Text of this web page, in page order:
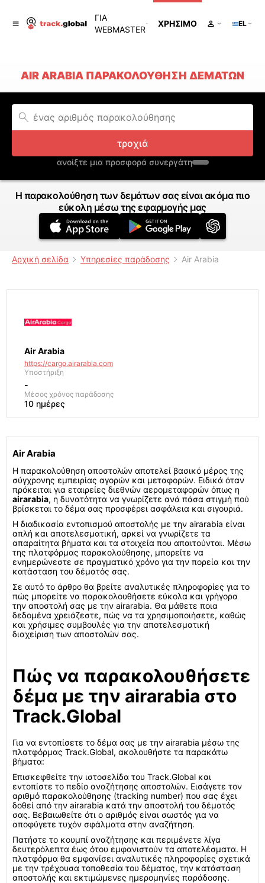
ΓΙΑ
WEBMASTER
ΧΡΉΣΙΜΟ EL
AIR ARABIA ΠΑΡΑΚΟΛΟΎΘΗΣΗ ΔΕΜΆΤΩΝ
τροχιά
ανοίξτε μια προσφορά συνεργάτη
Η παρακολούθηση των δεμάτων σας είναι ακόμα πιο
εύκολη μέσω της εφαρμογής μας
Αρχική σελίδα Υπηρεσίες παράδοσης Air Arabia
Air Arabia
https://cargo.airarabia.com
Υποστήριξη
-
Μέσος χρόνος παράδοσης
10 ημέρες
Air Arabia
Η παρακολούθηση αποστολών αποτελεί βασικό μέρος της
σύγχρονης εμπειρίας αγορών και μεταφορών. Ειδικά όταν
πρόκειται για εταιρείες διεθνών αερομεταφορών όπως η
airarabia, η δυνατότητα να γνωρίζετε ανά πάσα στιγμή πού
βρίσκεται το δέμα σας προσφέρει ασφάλεια και σιγουριά.
Η διαδικασία εντοπισμού αποστολής με την airarabia είναι
απλή και αποτελεσματική, αρκεί να γνωρίζετε τα
απαραίτητα βήματα και τα στοιχεία που απαιτούνται. Μέσω
της πλατφόρμας παρακολούθησης, μπορείτε να
ενημερώνεστε σε πραγματικό χρόνο για την πορεία και την
κατάσταση του δέματός σας.
Σε αυτό το άρθρο θα βρείτε αναλυτικές πληροφορίες για το
πώς μπορείτε να παρακολουθήσετε εύκολα και γρήγορα
την αποστολή σας με την airarabia. Θα μάθετε ποια
δεδομένα χρειάζεστε, πώς να τα χρησιμοποιήσετε, καθώς
και χρήσιμες συμβουλές για την αποτελεσματική
διαχείριση των αποστολών σας.
Πώς να παρακολουθήσετε
δέμα με την airarabia στο
Track.Global
Για να εντοπίσετε το δέμα σας με την airarabia μέσω της
πλατφόρμας Track.Global, ακολουθήστε τα παρακάτω
βήματα:
Επισκεφθείτε την ιστοσελίδα του Track.Global και
εντοπίστε το πεδίο αναζήτησης αποστολών. Εισάγετε τον
αριθμό παρακολούθησης (tracking number) που σας έχει
δοθεί από την airarabia κατά την αποστολή του δέματός
σας. Βεβαιωθείτε ότι ο αριθμός είναι σωστός για να
αποφύγετε τυχόν σφάλματα στην αναζήτηση.
Πατήστε το κουμπί αναζήτησης και περιμένετε λίγα
δευτερόλεπτα έως ότου εμφανιστούν τα αποτελέσματα. Η
πλατφόρμα θα εμφανίσει αναλυτικές πληροφορίες σχετικά
με την τρέχουσα τοποθεσία του δέματος, την κατάσταση
αποστολής και εκτιμώμενες ημερομηνίες παράδοσης.